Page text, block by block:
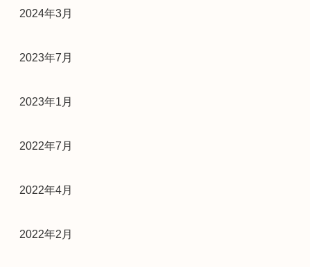
2024年3月
2023年7月
2023年1月
2022年7月
2022年4月
2022年2月